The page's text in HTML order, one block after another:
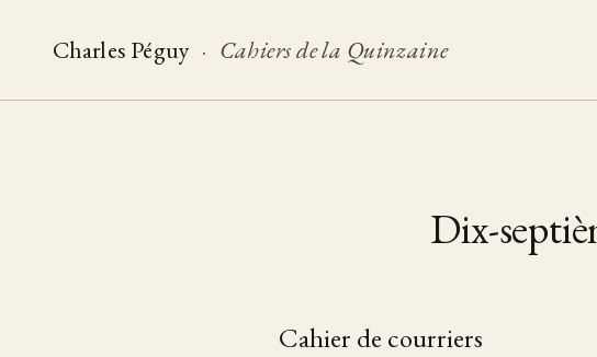
Charles Péguy · Cahiers de la Quinzaine
Dix-
Cahier de courriers